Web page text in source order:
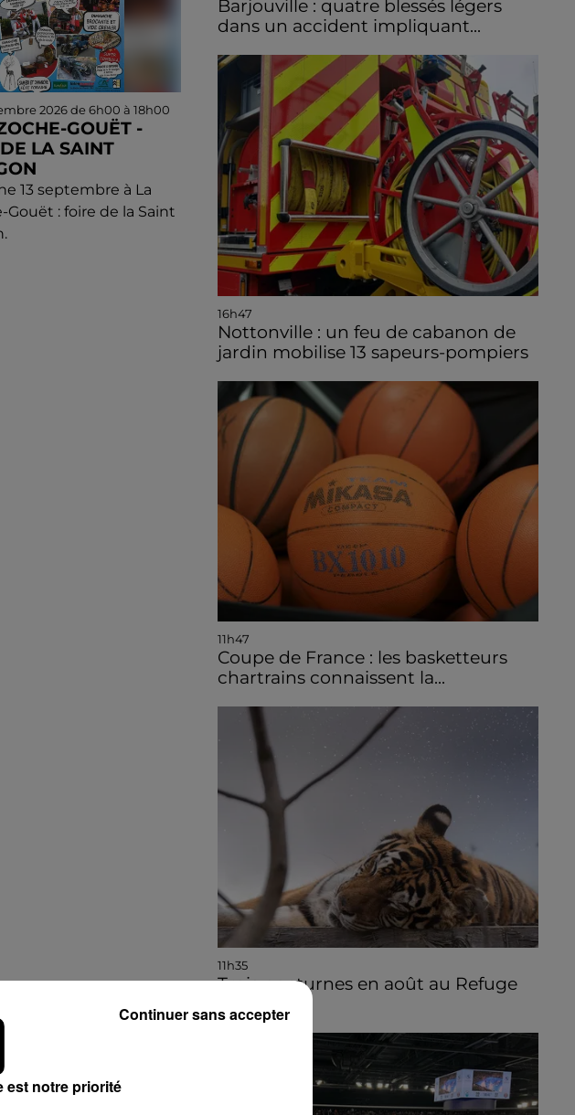
2026 de 6h00 à 18h00
GOUËT -
LA SAINT
13 septembre à La
Gouët : foire de la Saint
Barjouville : quatre blessés légers
dans un accident impliquant...
16h47
Nottonville : un feu de cabanon de
jardin mobilise 13 sapeurs-pompiers
11h47
Coupe de France : les basketteurs
chartrains connaissent la...
11h35
Trois nocturnes en août au Refuge
est notre priorité
Continuer sans accepter